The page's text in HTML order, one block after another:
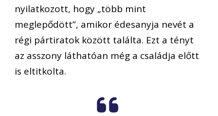
nyilatkozott, hogy „több mint
meglepődött”, amikor édesanyja nevét a
régi pártiratok között találta. Ezt a tényt
az asszony láthatóan még a családja előtt
is eltitkolta.